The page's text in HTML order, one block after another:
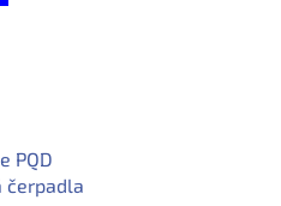
PQD
čerpadla